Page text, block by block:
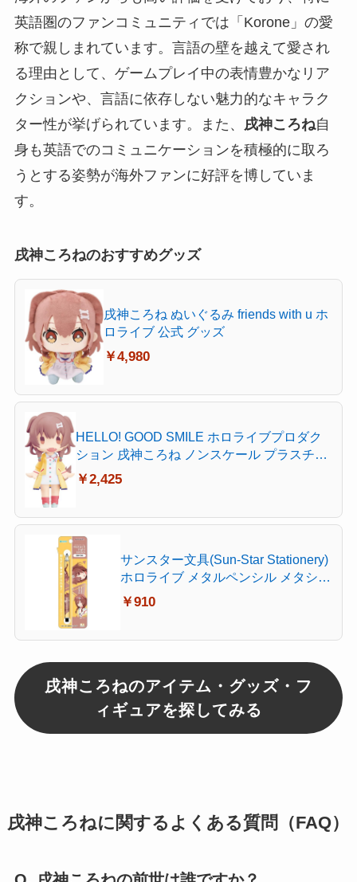
英語圏のファンコミュニティでは「Korone」の愛
称で親しまれています。言語の壁を越えて愛され
る理由として、ゲームプレイ中の表情豊かなリア
クションや、言語に依存しない魅力的なキャラク
ター性が挙げられています。また、 戌神ころね自
身も英語でのコミュニケーションを積極的に取ろ
うとする姿勢が海外ファンに好評を博していま
す。
戌神ころねのおすすめグッズ
戌神ころね ぬいぐるみ friends with u ホ
ロライブ 公式 グッズ
￥4,980
HELLO! GOOD SMILE ホロライブプロダク
ション 戌神ころね ノンスケール プラスチッ
ク製 塗装済み可動フィギュア
￥2,425
サンスター文具(Sun-Star Stationery)
ホロライブ メタルペンシル メタシル
ライトノック hololive Vtuber 戌神こ
￥910
戌神ころねのアイテム・グッズ・フ
ィギュアを探してみる
戌神ころねに関するよくある質問（FAQ）